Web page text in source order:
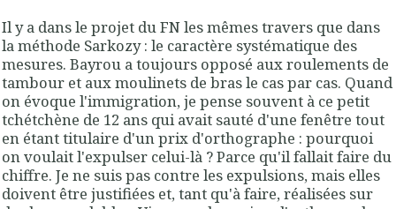
Il y a dans le projet du FN les mêmes travers que dans
la méthode Sarkozy : le caractère systématique des
mesures. Bayrou a toujours opposé aux roulements de
tambour et aux moulinets de bras le cas par cas. Quand
on évoque l'immigration, je pense souvent à ce petit
tchétchène de 12 ans qui avait sauté d'une fenêtre tout
en étant titulaire d'un prix d'orthographe : pourquoi
on voulait l'expulser celui-là ? Parce qu'il fallait faire du
chiffre. Je ne suis pas contre les expulsions, mais elles
doivent être justifiées et, tant qu'à faire, réalisées sur